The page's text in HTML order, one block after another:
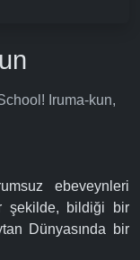
Iruma-kun,
ebeveynleri
şekilde, bildiği bir
Dünyasında bir